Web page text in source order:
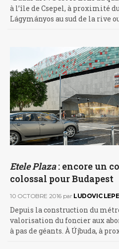
à l’île de Csepel, à proximité
Lágymányos au sud de la rive
Etele Plaza: encore un
colossal pour Budapest
10 OCTOBRE 2016 par LUDOVIC
Depuis la construction du
valorisation du foncier aux
à pas de géants. À Újbuda, à